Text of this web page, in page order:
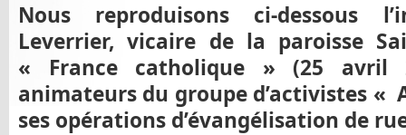
Nous reproduisons ci-dessous
Leverrier, vicaire de la paroisse
« France catholique » (25 avril
animateurs du groupe d’activistes «
ses opérations d’évangélisation de